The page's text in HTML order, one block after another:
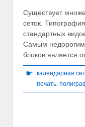
Существует
сеток.
стандартных
Самым недорогим
блоков является
☛ календарная
печать